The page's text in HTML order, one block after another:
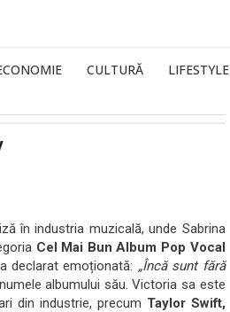
CULTURĂ LIFESTYLE
în industria muzicală, unde Sabrina
Cel Mai Bun Album Pop Vocal
declarat emoționată: „Încă sunt fără
albumului său. Victoria sa este
din industrie, precum Taylor Swift,